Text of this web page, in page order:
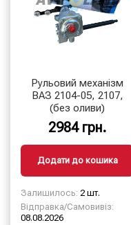
Рульовий механізм
ВАЗ 2104-05, 2107,
(без оливи)
2984 грн.
Додати до кошика
Залишилось: 2 шт.
Відправка/Самовивіз:
08.08.2026